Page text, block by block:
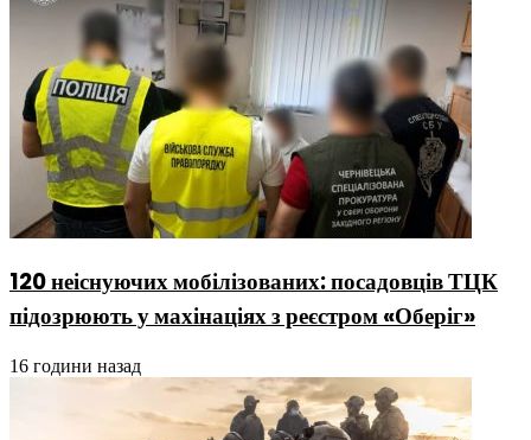
120 неіснуючих мобілізованих: посадовців ТЦК
підозрюють у махінаціях з реєстром «Оберіг»
16 години назад